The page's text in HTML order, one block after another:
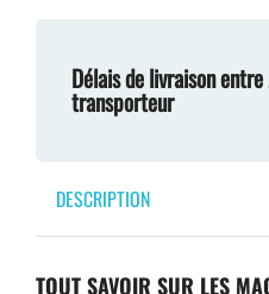
Délais de livraison
transporteur
DESCRIPTION
TOUT SAVOIR SUR LES